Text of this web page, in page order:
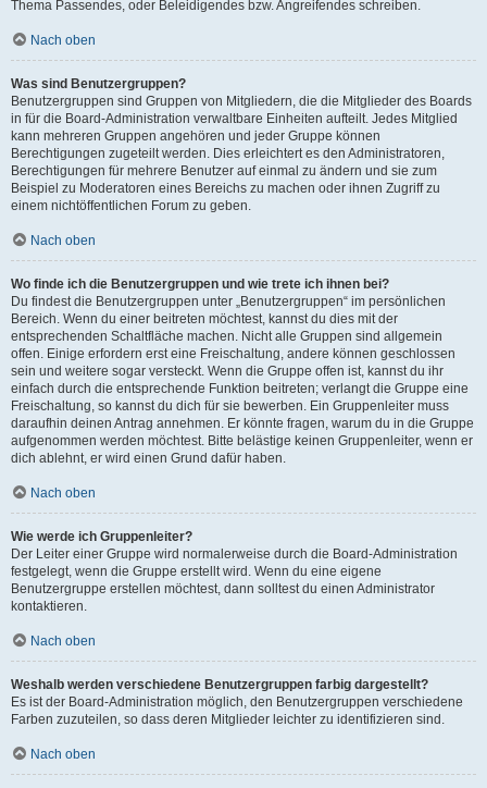
Thema Passendes, oder Beleidigendes bzw. Angreifendes schreiben.
Nach oben
Was sind Benutzergruppen?
Benutzergruppen sind Gruppen von Mitgliedern, die die Mitglieder des Boards
in für die Board-Administration verwaltbare Einheiten aufteilt. Jedes Mitglied
kann mehreren Gruppen angehören und jeder Gruppe können
Berechtigungen zugeteilt werden. Dies erleichtert es den Administratoren,
Berechtigungen für mehrere Benutzer auf einmal zu ändern und sie zum
Beispiel zu Moderatoren eines Bereichs zu machen oder ihnen Zugriff zu
einem nichtöffentlichen Forum zu geben.
Nach oben
Wo finde ich die Benutzergruppen und wie trete ich ihnen bei?
Du findest die Benutzergruppen unter „Benutzergruppen“ im persönlichen
Bereich. Wenn du einer beitreten möchtest, kannst du dies mit der
entsprechenden Schaltfläche machen. Nicht alle Gruppen sind allgemein
offen. Einige erfordern erst eine Freischaltung, andere können geschlossen
sein und weitere sogar versteckt. Wenn die Gruppe offen ist, kannst du ihr
einfach durch die entsprechende Funktion beitreten; verlangt die Gruppe eine
Freischaltung, so kannst du dich für sie bewerben. Ein Gruppenleiter muss
daraufhin deinen Antrag annehmen. Er könnte fragen, warum du in die Gruppe
aufgenommen werden möchtest. Bitte belästige keinen Gruppenleiter, wenn er
dich ablehnt, er wird einen Grund dafür haben.
Nach oben
Wie werde ich Gruppenleiter?
Der Leiter einer Gruppe wird normalerweise durch die Board-Administration
festgelegt, wenn die Gruppe erstellt wird. Wenn du eine eigene
Benutzergruppe erstellen möchtest, dann solltest du einen Administrator
kontaktieren.
Nach oben
Weshalb werden verschiedene Benutzergruppen farbig dargestellt?
Es ist der Board-Administration möglich, den Benutzergruppen verschiedene
Farben zuzuteilen, so dass deren Mitglieder leichter zu identifizieren sind.
Nach oben